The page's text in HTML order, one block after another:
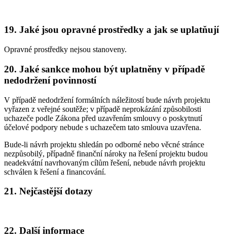
19. Jaké jsou opravné prostředky a jak se uplatňují
Opravné prostředky nejsou stanoveny.
20. Jaké sankce mohou být uplatněny v případě
nedodržení povinností
V případě nedodržení formálních náležitostí bude návrh projektu
vyřazen z veřejné soutěže; v případě neprokázání způsobilosti
uchazeče podle Zákona před uzavřením smlouvy o poskytnutí
účelové podpory nebude s uchazečem tato smlouva uzavřena.
Bude-li návrh projektu shledán po odborné nebo věcné stránce
nezpůsobilý, případně finanční nároky na řešení projektu budou
neadekvátní navrhovaným cílům řešení, nebude návrh projektu
schválen k řešení a financování.
21. Nejčastější dotazy
22. Další informace